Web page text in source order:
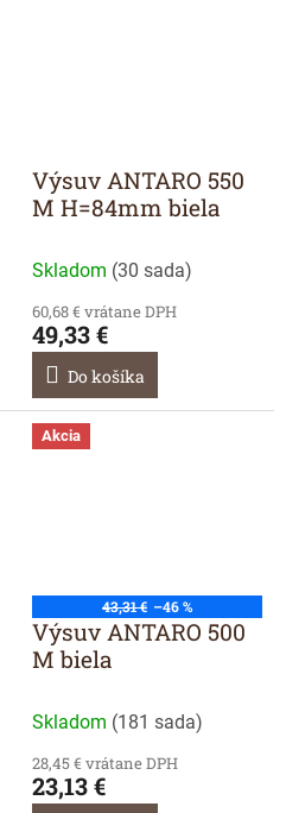
Výsuv ANTARO 550
M H=84mm biela
Skladom (30 sada)
60,68 € vrátane DPH
49,33 €
Do košíka
Akcia
43,31 € –46 %
Výsuv ANTARO 500
M biela
Skladom (181 sada)
28,45 € vrátane DPH
23,13 €